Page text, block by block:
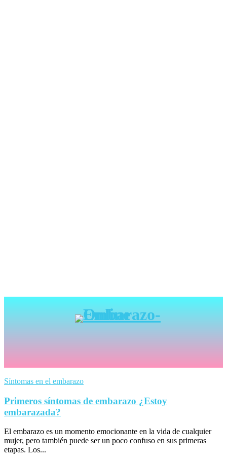
Síntomas en el embarazo
Primeros síntomas de embarazo ¿Estoy
embarazada?
El embarazo es un momento emocionante en la vida de cualquier
mujer, pero también puede ser un poco confuso en sus primeras
etapas. Los...